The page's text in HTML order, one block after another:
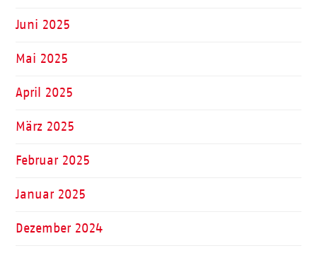
Juni 2025
Mai 2025
April 2025
März 2025
Februar 2025
Januar 2025
Dezember 2024